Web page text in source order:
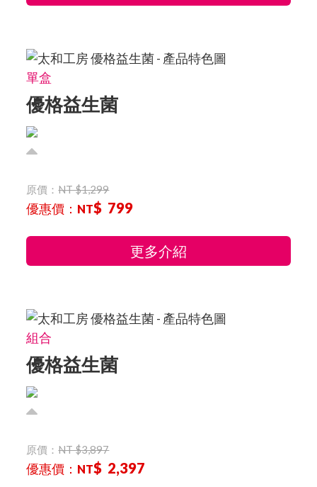
單盒
優格益生菌
原價：NT $1,299
優惠價： NT$ 799
更多介紹
組合
優格益生菌
原價：NT $3,897
優惠價： NT$ 2,397